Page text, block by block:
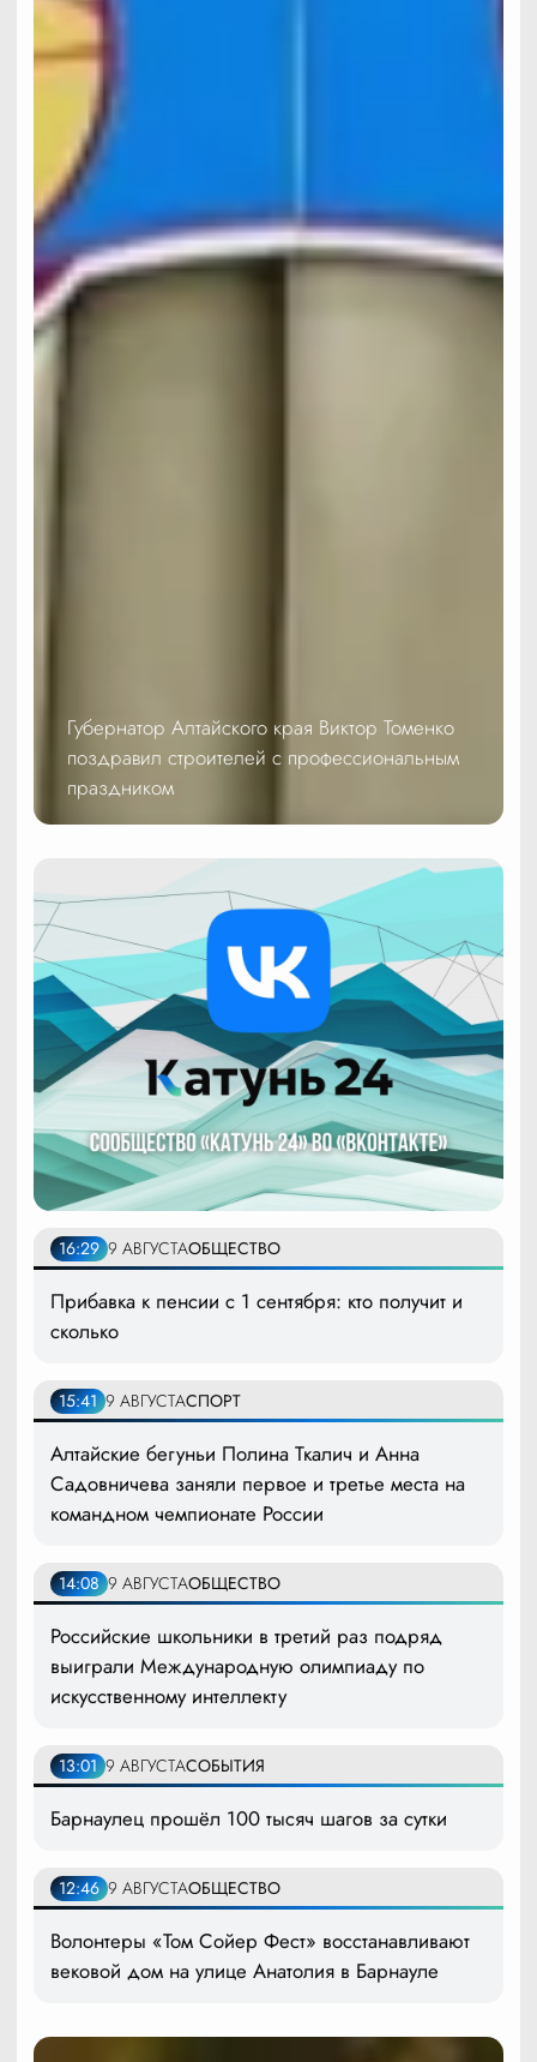
Губернатор Алтайского края Виктор Томенко
поздравил строителей с профессиональным
праздником
16:29 9 АВГУСТАОБЩЕСТВО
Прибавка к пенсии с 1 сентября: кто получит и
сколько
15:41 9 АВГУСТАСПОРТ
Алтайские бегуньи Полина Ткалич и Анна
Садовничева заняли первое и третье места на
командном чемпионате России
14:08 9 АВГУСТАОБЩЕСТВО
Российские школьники в третий раз подряд
выиграли Международную олимпиаду по
искусственному интеллекту
13:01 9 АВГУСТАСОБЫТИЯ
Барнаулец прошёл 100 тысяч шагов за сутки
12:46 9 АВГУСТАОБЩЕСТВО
Волонтеры «Том Сойер Фест» восстанавливают
вековой дом на улице Анатолия в Барнауле